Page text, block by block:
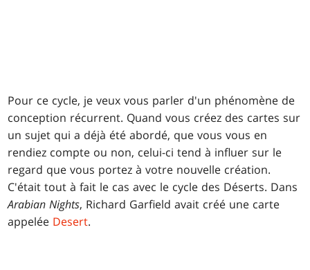
Pour ce cycle, je veux vous parler d'un phénomène de
conception récurrent. Quand vous créez des cartes sur
un sujet qui a déjà été abordé, que vous vous en
rendiez compte ou non, celui-ci tend à influer sur le
regard que vous portez à votre nouvelle création.
C'était tout à fait le cas avec le cycle des Déserts. Dans
Arabian Nights, Richard Garfield avait créé une carte
appelée Desert.